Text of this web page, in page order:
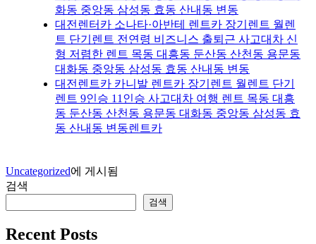
화동 중앙동 삼성동 효동 산내동 변동
대전렌터카 소나타·아반테 렌트카 장기렌트 월렌
트 단기렌트 전연령 비즈니스 출퇴근 사고대차 신
형 저렴한 렌트 목동 대흥동 둔산동 산천동 용문동
대화동 중앙동 삼성동 효동 산내동 변동
대전렌트카 카니발 렌트카 장기렌트 월렌트 단기
렌트 9인승 11인승 사고대차 여행 렌트 목동 대흥
동 둔산동 산천동 용문동 대화동 중앙동 삼성동 효
동 산내동 변동렌트카
Uncategorized에 게시됨
검색
검색
Recent Posts